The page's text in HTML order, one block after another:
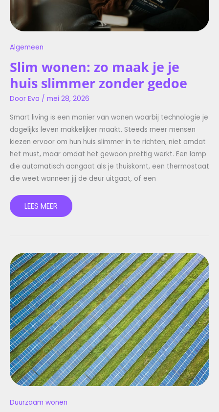
Algemeen
Slim wonen: zo maak je je
huis slimmer zonder gedoe
Door Eva / mei 28, 2026
Smart living is een manier van wonen waarbij technologie je
dagelijks leven makkelijker maakt. Steeds meer mensen
kiezen ervoor om hun huis slimmer in te richten, niet omdat
het must, maar omdat het gewoon prettig werkt. Een lamp
die automatisch aangaat als je thuiskomt, een thermostaat
die weet wanneer jij de deur uitgaat, of een
LEES MEER
Duurzaam wonen
DUURZAME
MATERIALEN:
WAT
ZE
ZIJN,
WAAROM
ZE
ERTOE
DOEN
EN
HOE
JE
ZE
HERKENT